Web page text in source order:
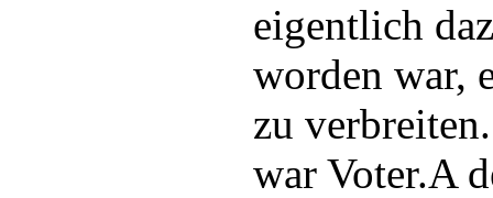
eigentlich
worden war,
zu
war Voter.A